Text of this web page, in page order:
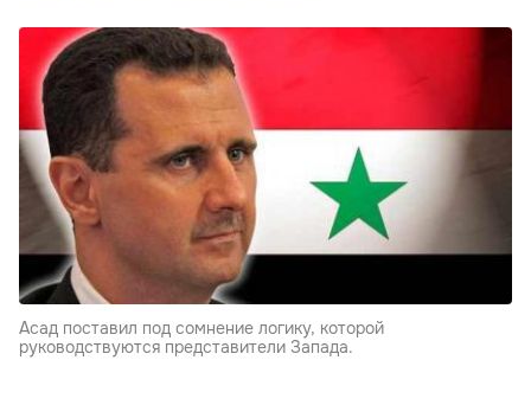
Асад поставил под сомнение логику, которой
руководствуются представители Запада.